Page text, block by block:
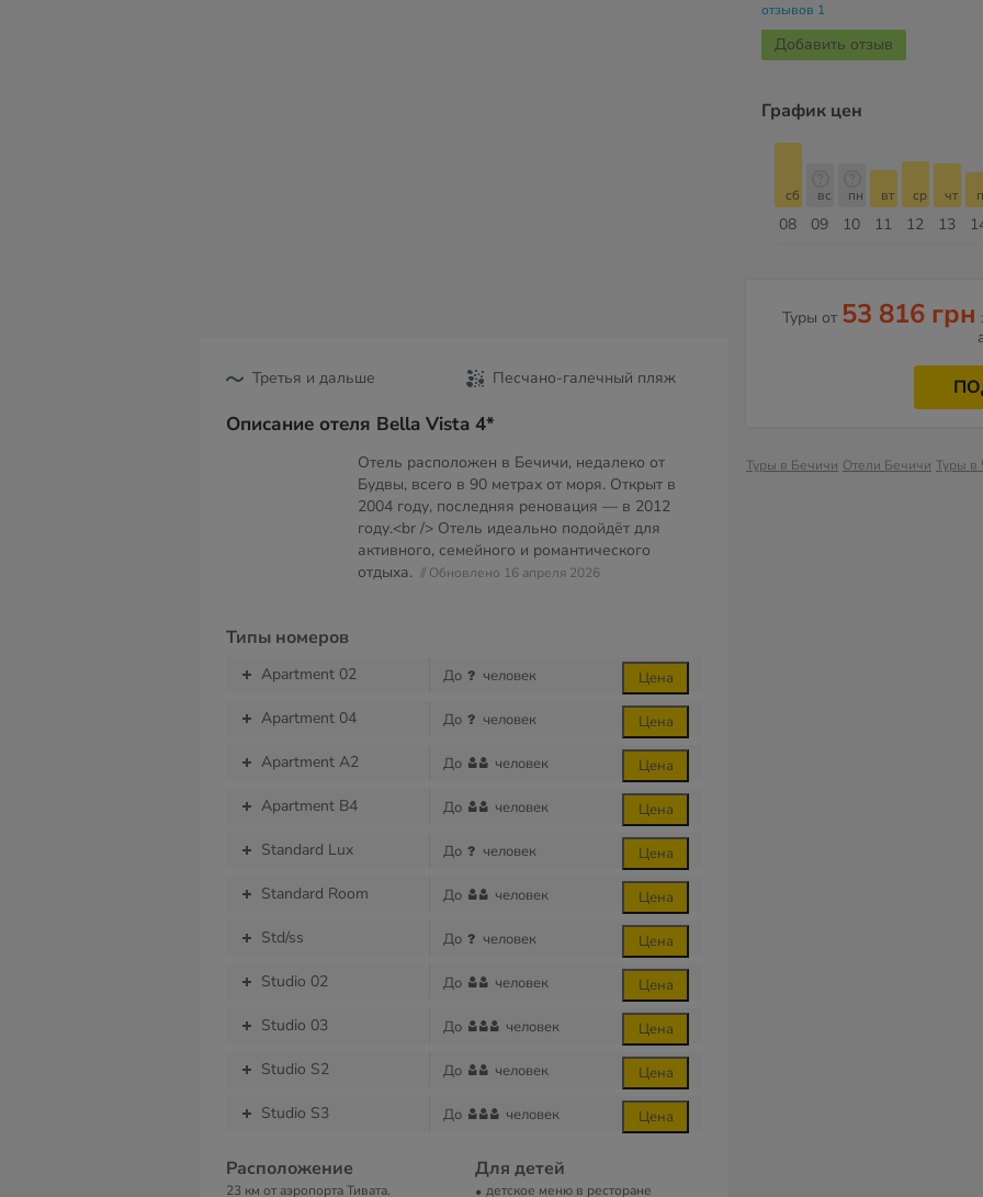
Третья и дальше Песчано-галечный пляж
Описание отеля Bella Vista 4*
Отель расположен в Бечичи, недалеко от
Будвы, всего в 90 метрах от моря. ​Открыт в
2004 году, последняя реновация — в 2012
году.<br /> Отель идеально подойдёт для
активного, семейного и романтического
отдыха. // Обновлено 16 апреля 2026
Типы номеров
Apartment 02 До человек Цена
Apartment 04 До человек Цена
Apartment A2 До человек Цена
Apartment B4 До человек Цена
Standard Lux До человек Цена
Standard Room До человек Цена
Std/ss До человек Цена
Studio 02 До человек Цена
Studio 03 До человек Цена
Studio S2 До человек Цена
Studio S3 До человек Цена
Расположение
23 км от аэропорта Тивата.
Для детей
детское меню в ресторане
отзывов 1
Добавить отзыв
График цен
08
сб
09
вс
10
пн
11
вт
12
ср
13
чт
Туры от 53 816 грн
Туры в Бечичи Отели Бечичи Туры